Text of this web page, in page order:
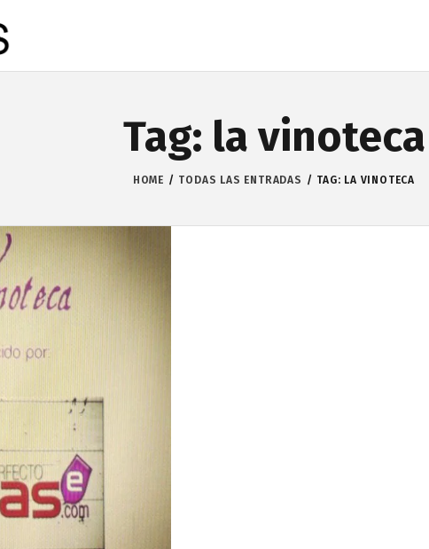
Tag: la vinoteca
HOME TODAS LAS ENTRADAS TAG: LA VINOTECA